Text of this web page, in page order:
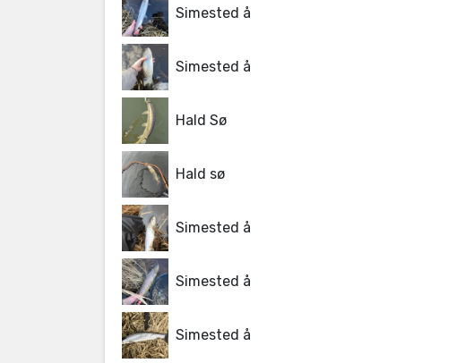
Simested å
Simested å
Hald Sø
Hald sø
Simested å
Simested å
Simested å